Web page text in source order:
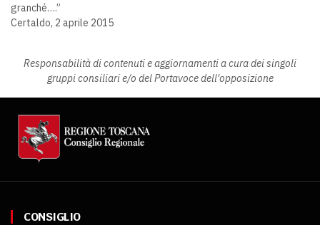
granché….”
Certaldo, 2 aprile 2015
Responsabilità di contenuti e aggiornamenti a cura dei singoli
gruppi consiliari e/o del Portavoce dell'opposizione
CONSIGLIO